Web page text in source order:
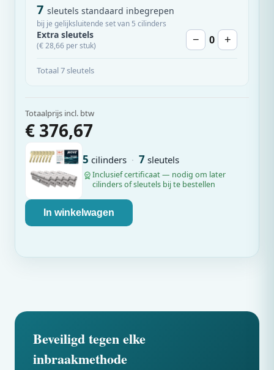
7 sleutels standaard inbegrepen
bij je gelijksluitende set van 5 cilinders
Extra sleutels
(€ 28,66 per stuk) − 0 +
Totaal 7 sleutels
Totaalprijs incl. btw
€ 376,67
5 cilinders · 7 sleutels
Inclusief certificaat — nodig om later
cilinders of sleutels bij te bestellen
In winkelwagen
Beveiligd tegen elke
inbraakmethode